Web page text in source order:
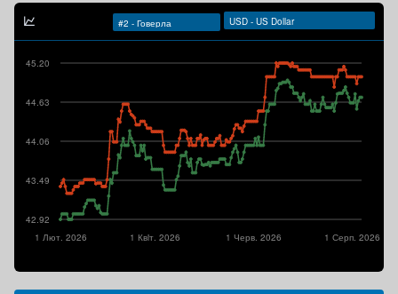
42.92
43.49
44.06
44.63
45.20
1 Серп. 2026
1 Черв. 2026
1 Квiт. 2026
1 Лют. 2026